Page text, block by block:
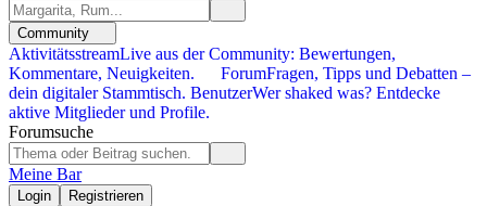
Community
AktivitätsstreamLive aus der Community: Bewertungen,
Kommentare, Neuigkeiten.
ForumFragen, Tipps und Debatten –
dein digitaler Stammtisch. BenutzerWer shaked was? Entdecke
aktive Mitglieder und Profile.
Forumsuche
Meine Bar
Login Registrieren